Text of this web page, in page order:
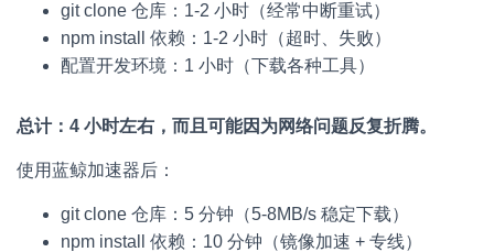
git clone 仓库：1-2 小时（经常中断重试）
npm install 依赖：1-2 小时（超时、失败）
配置开发环境：1 小时（下载各种工具）
总计：4 小时左右，而且可能因为网络问题反复折腾。
使用蓝鲸加速器后：
git clone 仓库：5 分钟（5-8MB/s 稳定下载）
npm install 依赖：10 分钟（镜像加速 + 专线）